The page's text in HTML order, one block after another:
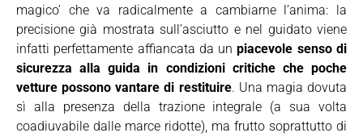
magico’ che va radicalmente a cambiarne l’anima: la
precisione già mostrata sull’asciutto e nel guidato viene
infatti perfettamente affiancata da unpiacevole senso di
sicurezza alla guida in condizioni critiche che poche
vetture possono vantare di restituire. Una magia dovuta
sì alla presenza della trazione integrale (a sua volta
coadiuvabile dalle marce ridotte), ma frutto soprattutto di